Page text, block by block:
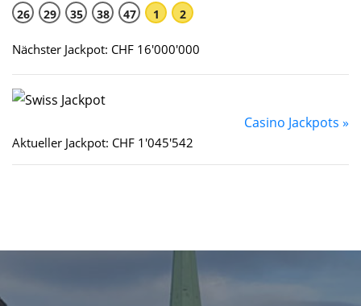
26 29 35 38 47 1 2
Nächster Jackpot: CHF 16'000'000
Casino Jackpots »
Aktueller Jackpot: CHF 1'045'542